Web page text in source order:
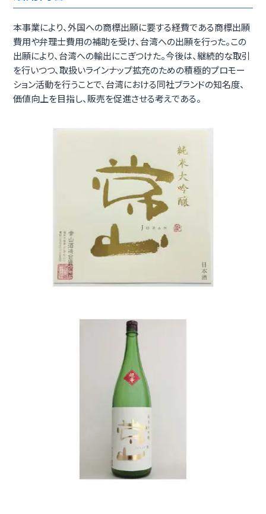
本事業により、外国への商標出願に要する経費である商標出願
費用や弁理士費用の補助を受け、台湾への出願を行った。この
出願により、台湾への輸出にこぎつけた。今後は、継続的な取引
を行いつつ、取扱いラインナップ拡充のための積極的プロモー
ション活動を行うことで、台湾における同社ブランドの知名度、
価値向上を目指し、販売を促進させる考えである。